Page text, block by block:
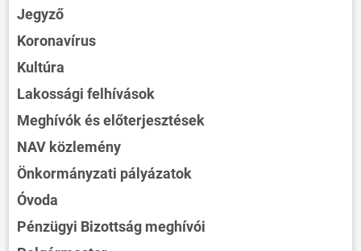
Jegyző
Koronavírus
Kultúra
Lakossági felhívások
Meghívók és előterjesztések
NAV közlemény
Önkormányzati pályázatok
Óvoda
Pénzügyi Bizottság meghívói